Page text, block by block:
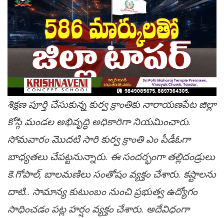
శిక్షణ పూర్తి చేసుకున్న కుర్వ క్రాంతికు నారాయణపేట జిల్లా
కోస్గి మండల అభివృద్ధి అధికారిగా నియమించారు.
సోమవారం మొదటి సారి కుర్వ క్రాంతి ఎం పీడీఓగా
బాధ్యతలు చేపట్టనున్నారు. ఈ సందర్భంగా తల్లిదండ్రులు
కె.గోపాల్, బాలమణిలు సంతోషం వ్యక్తం చేశారు. కష్టాలను
దాటి.. సామాన్య కుటుంబం నుంచి ప్రభుత్వ ఉద్యోగం
సాధించడం పట్ల హర్షం వ్యక్తం చేశారు. అదేవిధంగా